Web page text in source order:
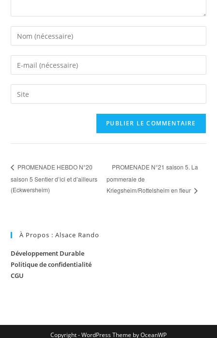
t
r
n
a
e
:
PROMENADE HEBDO N°20
saison 5 Sentier d’ici et d’ailleurs
(Eckwersheim)
PROMENADE N°21 saison 5. La
pommeraie de
Kriegsheim/Rottelsheim en fleur
À Propos : Alsace Rando
Développement Durable
Politique de confidentialité
CGU
Copyright - WordPress Theme by OceanWP